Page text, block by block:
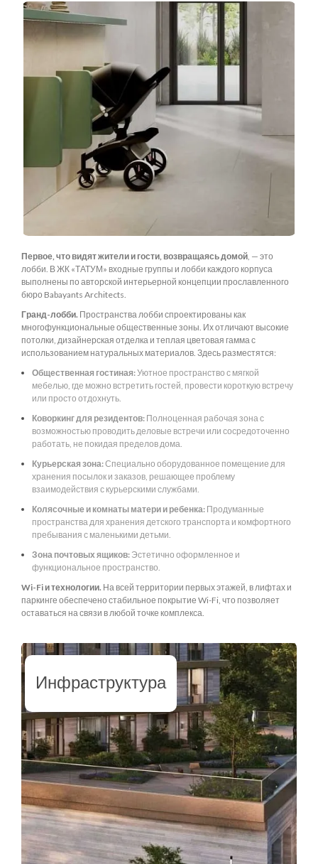
Первое, что видят жители и гости, возвращаясь домой, — это
лобби. В ЖК «ТАТУМ» входные группы и лобби каждого корпуса
выполнены по авторской интерьерной концепции прославленного
бюро Babayants Architects.
Гранд-лобби. Пространства лобби спроектированы как
многофункциональные общественные зоны. Их отличают высокие
потолки, дизайнерская отделка и теплая цветовая гамма с
использованием натуральных материалов. Здесь разместятся:
Общественная гостиная:Уютное пространство с мягкой
мебелью, где можно встретить гостей, провести короткую встречу
или просто отдохнуть.
Коворкинг для резидентов: Полноценная рабочая зона с
возможностью проводить деловые встречи или сосредоточенно
работать, не покидая пределов дома.
Курьерская зона:Специально оборудованное помещение для
хранения посылок и заказов, решающее проблему
взаимодействия с курьерскими службами.
Колясочные и комнаты матери и ребенка: Продуманные
пространства для хранения детского транспорта и комфортного
пребывания с маленькими детьми.
Зона почтовых ящиков: Эстетично оформленное и
функциональное пространство.
Wi-Fi и технологии. На всей территории первых этажей, в лифтах и
паркинге обеспечено стабильное покрытие Wi-Fi, что позволяет
оставаться на связи в любой точке комплекса.
Инфраструктура